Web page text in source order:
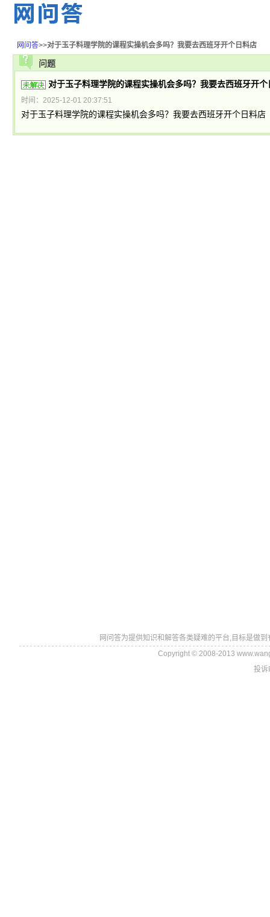
网问答>>对于玉子料理学院的课程实操机会多吗？我要去西班牙开个日料店
问题
对于玉子料理学院的课程实操机会多吗？我要去西班牙开个
时间：2025-12-01 20:37:51
对于玉子料理学院的课程实操机会多吗？我要去西班牙开个日料店
网问答为提供知识和解答各类疑难的平台,目标是做
Copyright © 2008-2013
投诉